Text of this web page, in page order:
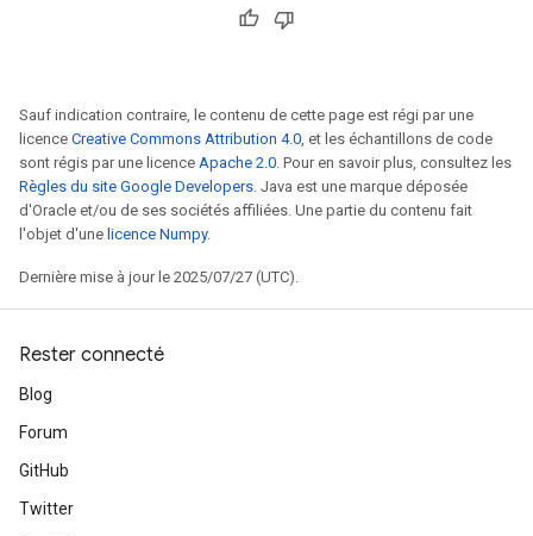
Sauf indication contraire, le contenu de cette page est régi par une
licence Creative Commons Attribution 4.0, et les échantillons de code
sont régis par une licence Apache 2.0. Pour en savoir plus, consultez les
Règles du site Google Developers. Java est une marque déposée
d'Oracle et/ou de ses sociétés affiliées. Une partie du contenu fait
l'objet d'une licence Numpy.
Dernière mise à jour le 2025/07/27 (UTC).
Rester connecté
Blog
Forum
GitHub
Twitter